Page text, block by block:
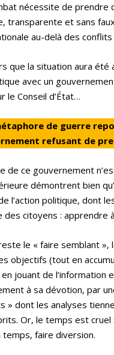
nécessite de prendre
transparente et sans
au-delà des
que la situation aura été
avec un
le Conseil d’État…
de guerre
refusant de
de ce gouvernement
démontrent bien
l’action politique, dont
des citoyens : apprendre
le « faire semblant »,
objectifs (tout en
jouant de l’information
à sa dévotion, par
» dont les analyses
Or, le temps est cruel
temps, faire diversion.